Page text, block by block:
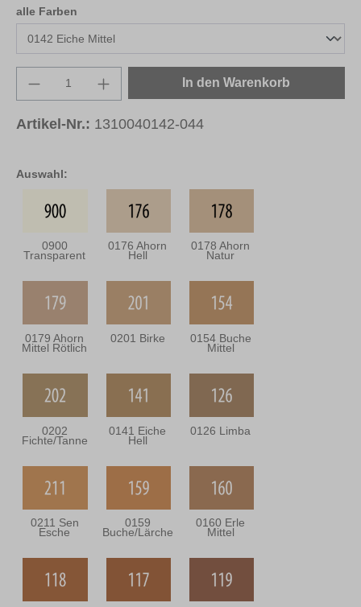
Auswahl:
0900
Transparent
0176 Ahorn
Hell
0178 Ahorn
Natur
0179 Ahorn
Mittel Rötlich
0201 Birke 0154 Buche
Mittel
0202
Fichte/Tanne
0141 Eiche
Hell
0126 Limba
0211 Sen
Esche
0159
Buche/Lärche
0160 Erle
Mittel
alle Farben
Produkt Anzahl: Gib den gewünschten
In den Warenkorb
Artikel-Nr.: 1310040142-044